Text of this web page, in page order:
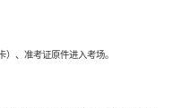
）、准考证原件进入考场。